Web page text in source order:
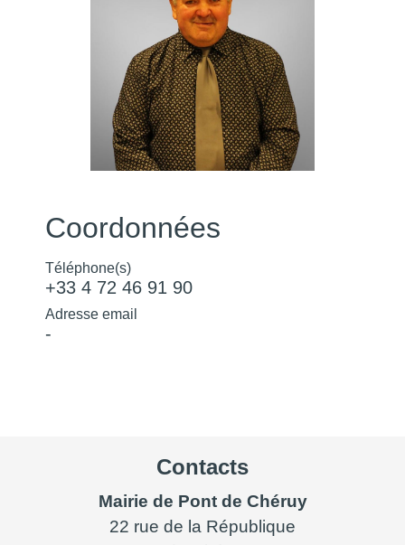
Coordonnées
Téléphone(s)
+33 4 72 46 91 90
Adresse email
-
Contacts
Mairie de Pont de Chéruy
22 rue de la République